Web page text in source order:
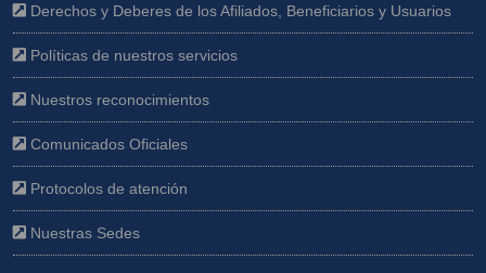
Derechos y Deberes de los Afiliados, Beneficiarios y Usuarios
Políticas de nuestros servicios
Nuestros reconocimientos
Comunicados Oficiales
Protocolos de atención
Nuestras Sedes